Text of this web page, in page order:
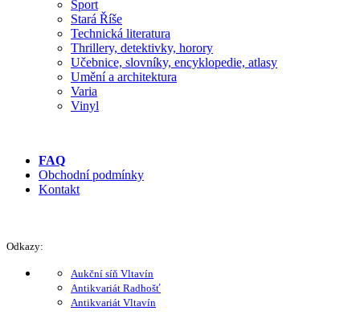
Sport
Stará Říše
Technická literatura
Thrillery, detektivky, horory
Učebnice, slovníky, encyklopedie, atlasy
Umění a architektura
Varia
Vinyl
FAQ
Obchodní podmínky
Kontakt
Odkazy:
Aukční síň Vltavín
Antikvariát Radhošť
Antikvariát Vltavín